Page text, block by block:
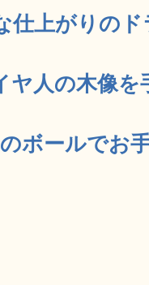
仕上がりの
ヤ人の木像
ボールでお